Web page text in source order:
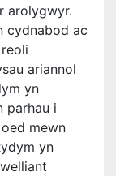
arolygwyr.
cydnabod ac
ariannol
yn
parhau i
mewn
yn